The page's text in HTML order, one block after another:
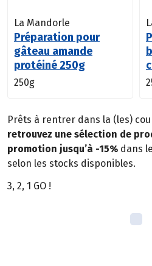
La Mandorle
Préparation pour
gâteau amande
protéiné 250g
250g
Prêts à rentrer dans la (les)
retrouvez une sélection de
promotion jusqu’à -15% dans
selon les stocks disponibles.
3, 2, 1 GO !